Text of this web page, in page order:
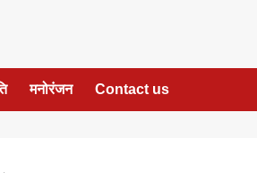
मनोरंजन Contact us